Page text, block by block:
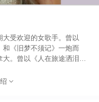
受欢迎的女歌手。曾以
和《旧梦不须记》一炮而
。曾以《人在旅途洒泪
《停不了的爱》（合唱：